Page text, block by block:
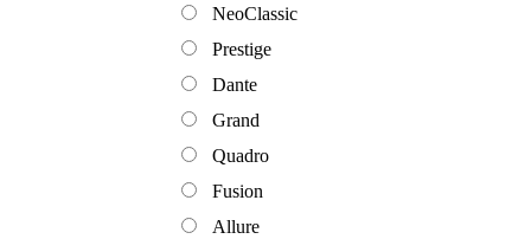
NeoClassic
Prestige
Dante
Grand
Quadro
Fusion
Allure